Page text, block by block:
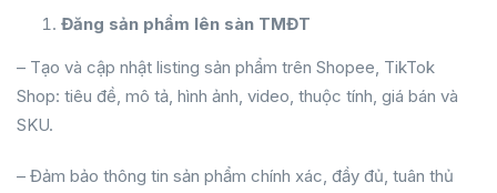
Đăng sản phẩm lên sàn TMĐT
– Tạo và cập nhật listing sản phẩm trên Shopee, TikTok
Shop: tiêu đề, mô tả, hình ảnh, video, thuộc tính, giá bán và
SKU.
– Đảm bảo thông tin sản phẩm chính xác, đầy đủ, tuân thủ